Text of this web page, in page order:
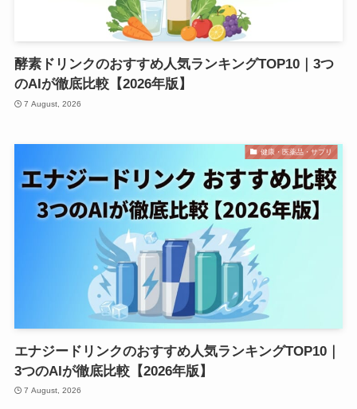
酵素ドリンクのおすすめ人気ランキングTOP10｜3つ
のAIが徹底比較【2026年版】
7 August, 2026
健康・医薬品・サプリ
エナジードリンクのおすすめ人気ランキングTOP10｜
3つのAIが徹底比較【2026年版】
7 August, 2026